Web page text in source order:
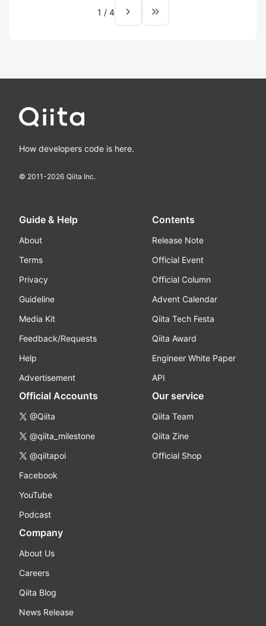
1 / 4 navigate_next keyboard_double_arrow_right
How developers code is here.
© 2011-2026 Qiita Inc.
Guide & Help
About
Terms
Privacy
Guideline
Media Kit
Feedback/Requests
Help
Advertisement
Contents
Release Note
Official Event
Official Column
Advent Calendar
Qiita Tech Festa
Qiita Award
Engineer White Paper
API
Official Accounts
@Qiita
@qiita_milestone
@qiitapoi
Facebook
YouTube
Podcast
Our service
Qiita Team
Qiita Zine
Official Shop
Company
About Us
Careers
Qiita Blog
News Release